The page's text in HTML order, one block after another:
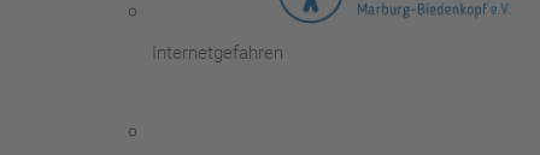
Internetgefahren